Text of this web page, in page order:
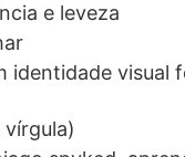
e leveza
identidade visual
vírgula)